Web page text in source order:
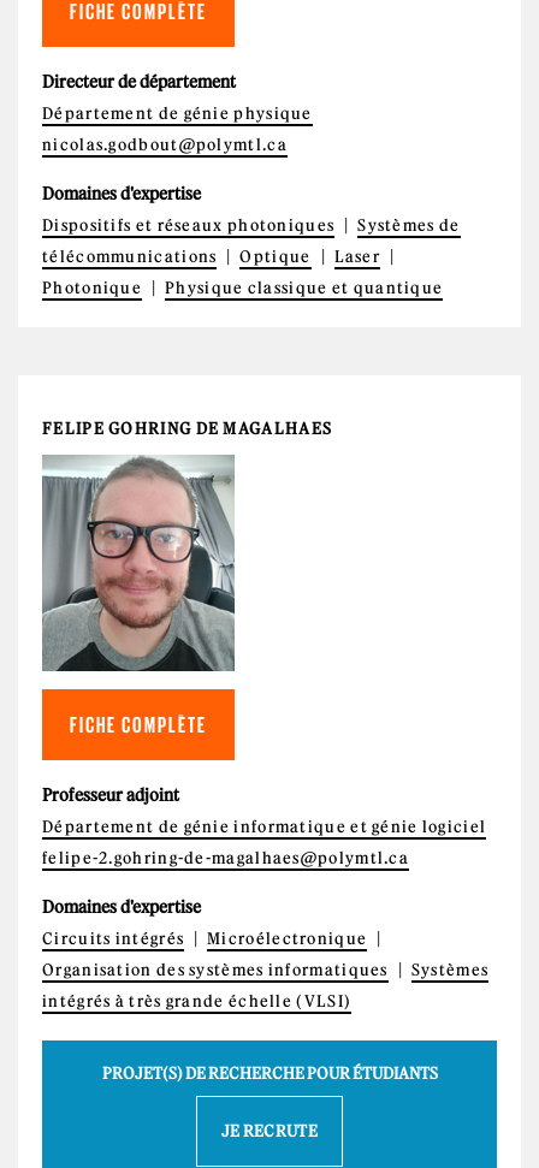
FICHE COMPLÈTE
Directeur de département
Département de génie physique
nicolas.godbout@polymtl.ca
Domaines d'expertise
Dispositifs et réseaux photoniques
Systèmes de
télécommunications
Optique
Laser
Photonique
Physique classique et quantique
FELIPE GOHRING DE MAGALHAES
FICHE COMPLÈTE
Professeur adjoint
Département de génie informatique et génie logiciel
felipe-2.gohring-de-magalhaes@polymtl.ca
Domaines d'expertise
Circuits intégrés
Microélectronique
Organisation des systèmes informatiques
Systèmes
intégrés à très grande échelle (VLSI)
PROJET(S) DE RECHERCHE POUR ÉTUDIANTS
JE RECRUTE